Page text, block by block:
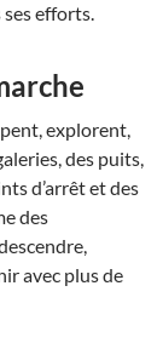
ses efforts.
explorent,
des puits,
d’arrêt et des
des
avec plus de